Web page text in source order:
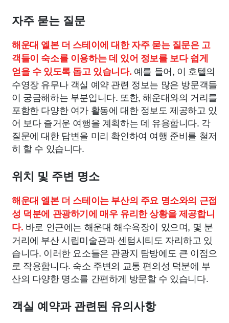
자주 묻는 질문
해운대 엘본 더 스테이에 대한 자주 묻는 질문은 고
객들이 숙소를 이용하는 데 있어 정보를 보다 쉽게
얻을 수 있도록 돕고 있습니다. 예를 들어, 이 호텔의
수영장 유무나 객실 예약 관련 정보는 많은 방문객들
이 궁금해하는 부분입니다. 또한, 해운대와의 거리를
포함한 다양한 여가 활동에 대한 정보도 제공하고 있
어 보다 즐거운 여행을 계획하는 데 유용합니다. 각
질문에 대한 답변을 미리 확인하여 여행 준비를 철저
히 할 수 있습니다.
위치 및 주변 명소
해운대 엘본 더 스테이는 부산의 주요 명소와의 근접
성 덕분에 관광하기에 매우 유리한 상황을 제공합니
다. 바로 인근에는 해운대 해수욕장이 있으며, 몇 분
거리에 부산 시립미술관과 센텀시티도 자리하고 있
습니다. 이러한 요소들은 관광지 탐방에도 큰 이점으
로 작용합니다. 숙소 주변의 교통 편의성 덕분에 부
산의 다양한 명소를 간편하게 방문할 수 있습니다.
객실 예약과 관련된 유의사항